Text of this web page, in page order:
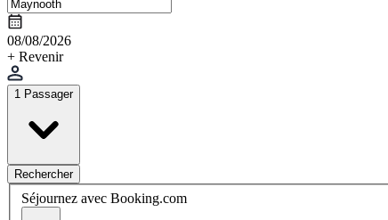
08/08/2026
+ Revenir
1 Passager
Rechercher
Séjournez avec Booking.com